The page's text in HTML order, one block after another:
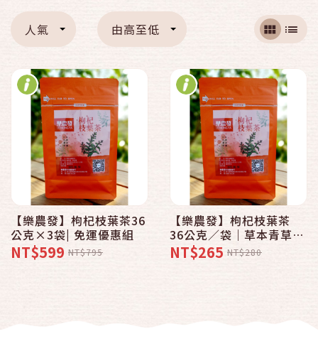
人氣 由高至低
【樂農發】枸杞枝葉茶36
公克×3袋| 免運優惠組
NT$599 NT$795
【樂農發】枸杞枝葉茶
36公克／袋｜草本青草茶
包｜養生沖泡茶飲 四季皆
宜
NT$265 NT$280